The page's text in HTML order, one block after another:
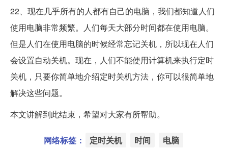
22、现在几乎所有的人都有自己的电脑，我们都知道人们
使用电脑非常频繁。人们每天大部分时间都在使用电脑。
但是人们在使用电脑的时候经常忘记关机，所以现在人们
会设置自动关机。现在，人们不能使用计算机来执行定时
关机，只要你简单地介绍定时关机方法，你可以很简单地
解决这些问题。
本文讲解到此结束，希望对大家有所帮助。
网络标签： 定时关机 时间 电脑